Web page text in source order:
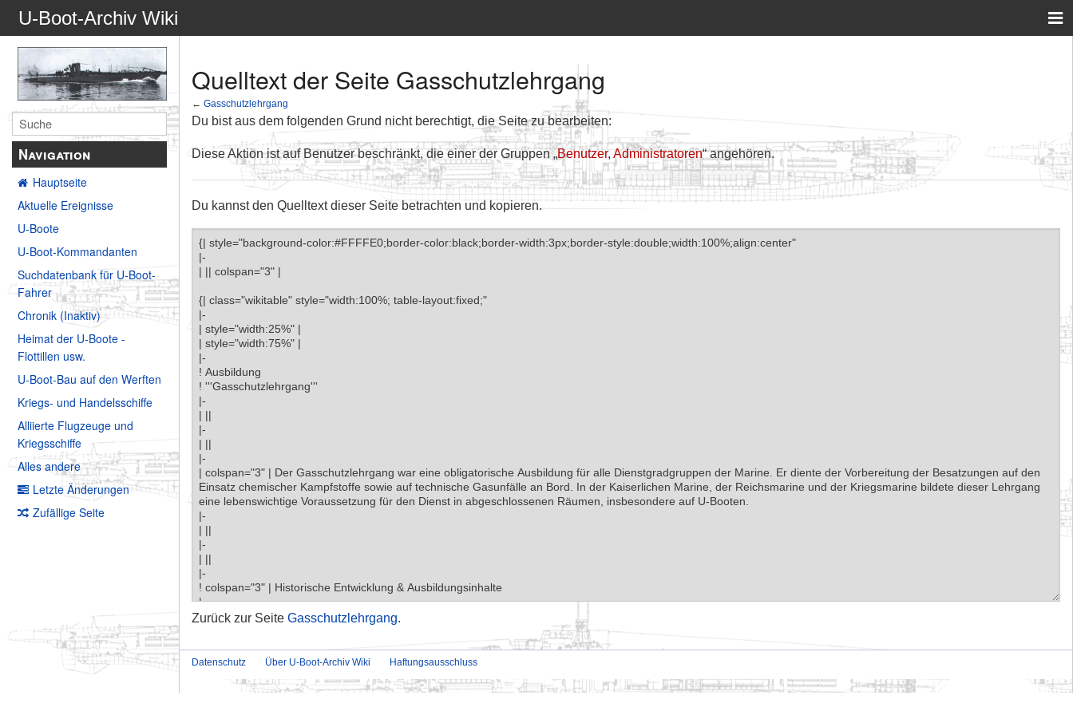
U-Boot-Archiv Wiki
Navigation
Hauptseite
Aktuelle Ereignisse
U-Boote
U-Boot-Kommandanten
Suchdatenbank für U-Boot-
Fahrer
Chronik (Inaktiv)
Heimat der U-Boote -
Flottillen usw.
U-Boot-Bau auf den Werften
Kriegs- und Handelsschiffe
Alliierte Flugzeuge und
Kriegsschiffe
Alles andere
Letzte Änderungen
Zufällige Seite
Quelltext der Seite Gasschutzlehrgang
←Gasschutzlehrgang
Du bist aus dem folgenden Grund nicht berechtigt, die Seite zu bearbeiten:
Diese Aktion ist auf Benutzer beschränkt, die einer der Gruppen „Benutzer,Administratoren“ angehören.
Du kannst den Quelltext dieser Seite betrachten und kopieren.
Zurück zur SeiteGasschutzlehrgang.
Datenschutz Über U-Boot-Archiv Wiki Haftungsausschluss